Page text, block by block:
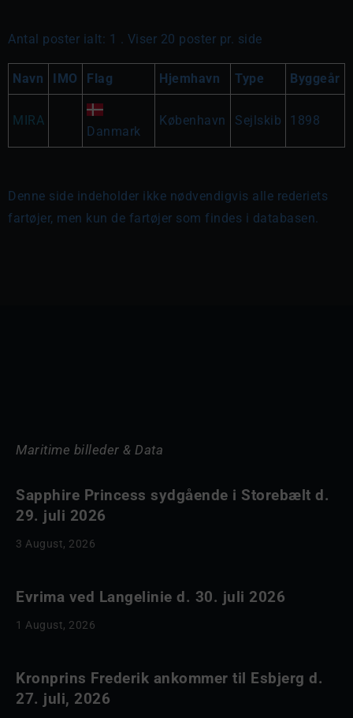
Antal poster ialt: 1 . Viser 20 poster pr. side
Navn IMO Flag Hjemhavn Type Byggeår
MIRA
Danmark
København Sejlskib 1898
Denne side indeholder ikke nødvendigvis alle rederiets
fartøjer, men kun de fartøjer som findes i databasen.
Maritime billeder & Data
Sapphire Princess sydgående i Storebælt d.
29. juli 2026
3 August, 2026
Evrima ved Langelinie d. 30. juli 2026
1 August, 2026
Kronprins Frederik ankommer til Esbjerg d.
27. juli, 2026